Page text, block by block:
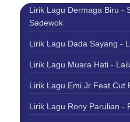
Lirik Lagu Dermaga Biru -
Sadewok
Lirik Lagu Dada Sayang -
Lirik Lagu Muara Hati -
Lirik Lagu Emi Jr Feat Cut
Lirik Lagu Rony Parulian -